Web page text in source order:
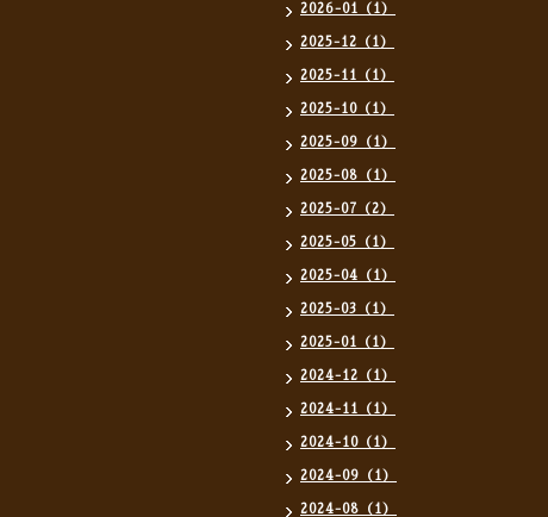
2026-01（1）
2025-12（1）
2025-11（1）
2025-10（1）
2025-09（1）
2025-08（1）
2025-07（2）
2025-05（1）
2025-04（1）
2025-03（1）
2025-01（1）
2024-12（1）
2024-11（1）
2024-10（1）
2024-09（1）
2024-08（1）